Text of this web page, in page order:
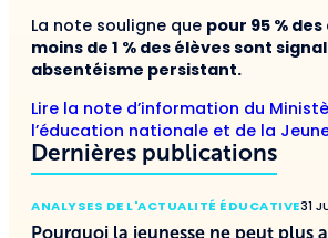
La note souligne que pour 95 %
moins de 1 % des élèves sont
absentéisme persistant.
Lire la note d’information du
l’éducation nationale et de la
Dernières publications
ANALYSES DE L'ACTUALITÉ ÉDUCATIVE31
Pourquoi la jeunesse ne peut plus